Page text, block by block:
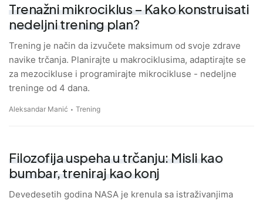
Trenažni mikrociklus – Kako konstruisati
nedeljni trening plan?
Trening je način da izvučete maksimum od svoje zdrave
navike trčanja. Planirajte u makrociklusima, adaptirajte se
za mezocikluse i programirajte mikrocikluse - nedeljne
treninge od 4 dana.
Aleksandar Manić Trening
Filozofija uspeha u trčanju: Misli kao
bumbar, treniraj kao konj
Devedesetih godina NASA je krenula sa istraživanjima